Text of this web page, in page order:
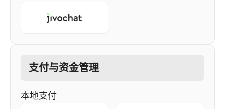
支付与资金管理
本地支付